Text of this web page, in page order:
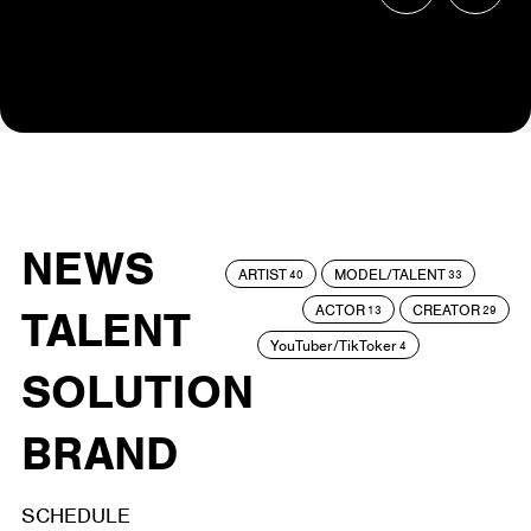
NEWS
TALENT
SOLUTION
BRAND
ARTIST40 MODEL/TALENT33
ACTOR 13 CREATOR29
YouTuber/TikToker4
SCHEDULE